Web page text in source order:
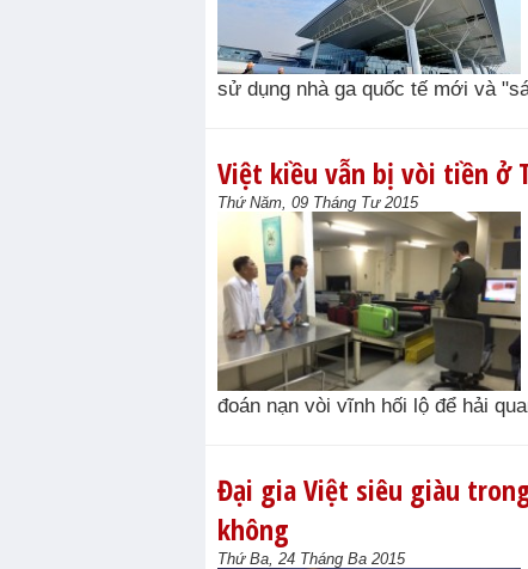
sử dụng nhà ga quốc tế mới và
Việt kiều vẫn bị vòi tiền ở
Thứ Năm, 09 Tháng Tư 2015
đoán nạn vòi vĩnh hối lộ để hải
Đại gia Việt siêu giàu
không
Thứ Ba, 24 Tháng Ba 2015